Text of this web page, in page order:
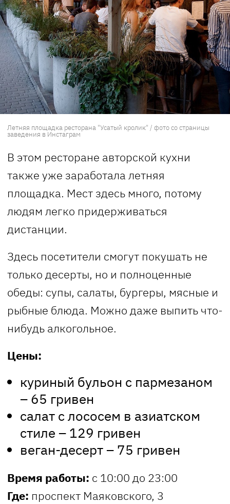
Летняя площадка ресторана "Усатый кролик" / фото со страницы
заведения в Инстаграм
В этом ресторане авторской кухни
также уже заработала летняя
площадка. Мест здесь много, потому
людям легко придерживаться
дистанции.
Здесь посетители смогут покушать не
только десерты, но и полноценные
обеды: супы, салаты, бургеры, мясные и
рыбные блюда. Можно даже выпить что-
нибудь алкогольное.
Цены:
куриный бульон с пармезаном
– 65 гривен
салат с лососем в азиатском
стиле – 129 гривен
веган-десерт – 75 гривен
Время работы: с 10:00 до 23:00
Где: проспект Маяковского, 3